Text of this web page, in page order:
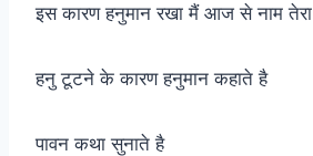
इस कारण हनुमान रखा मैं आज से नाम तेरा
हनु टूटने के कारण हनुमान कहाते है
पावन कथा सुनाते है